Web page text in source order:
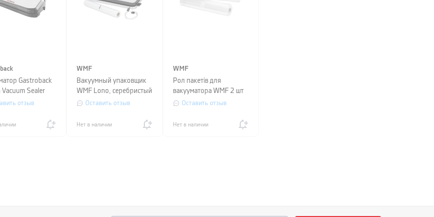
Gastroback
Vacuum Sealer
см
отзыв
WMF
Вакуумный упаковщик
WMF Lono, серебристый
матовый
Оставить отзыв
Нет в наличии
WMF
Рол пакетів для
вакууматора WMF 2 шт
Оставить отзыв
Нет в наличии